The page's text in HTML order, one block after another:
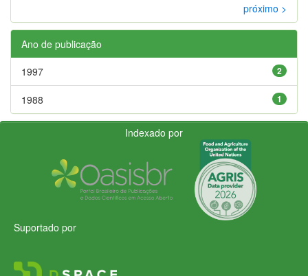
próximo >
Ano de publicação
2
1997
1
1988
Indexado por
Suportado por